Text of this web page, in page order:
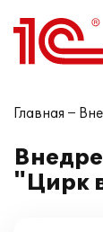
Главная
"Цирк